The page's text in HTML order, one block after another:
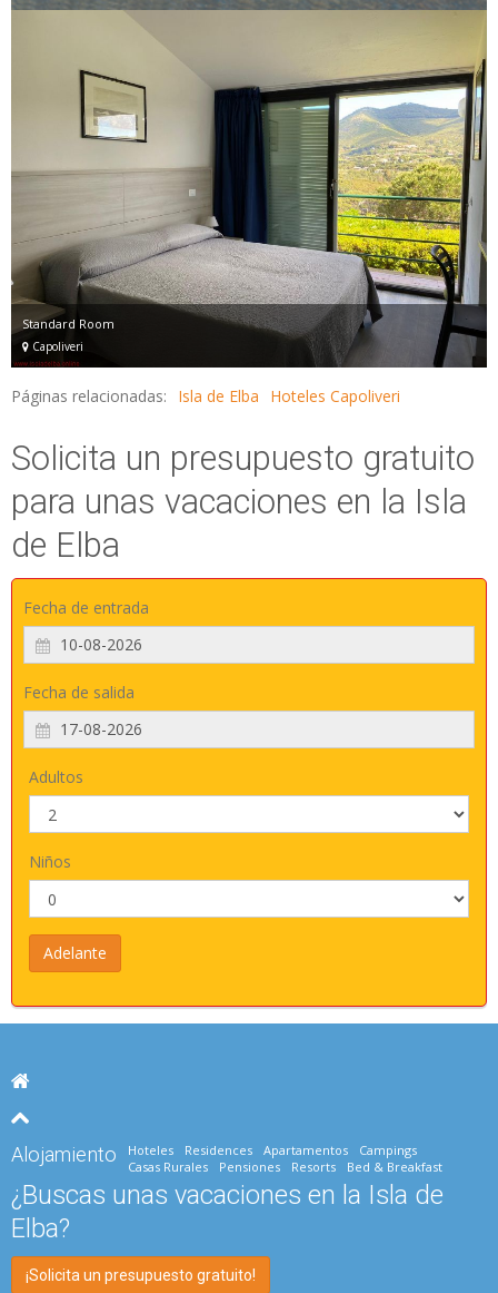
Standard Room
Capoliveri
Páginas relacionadas: Isla de Elba Hoteles Capoliveri
Solicita un presupuesto gratuito
para unas vacaciones en la Isla
de Elba
Fecha de entrada
Fecha de salida
Adultos
Niños
Alojamiento Hoteles Residences Apartamentos
Campings
Casas Rurales
Pensiones Resorts Bed & Breakfast
¿Buscas unas vacaciones en la Isla de
Elba?
¡Solicita un presupuesto gratuito!